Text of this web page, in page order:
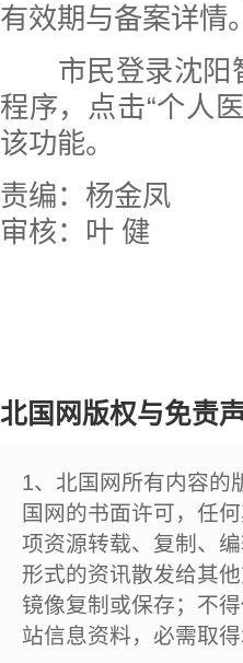
有效期与备案详情
市民登录沈阳智
程序，点击“个人
该功能。
责编：杨金凤
审核：叶 健
北国网版权与免责声
1、北国网所有内容的
国网的书面许可，任
项资源转载、复制、
形式的资讯散发给其
镜像复制或保存；不
站信息资料，必需取